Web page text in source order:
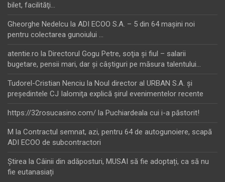
bilet, facilităţi…
Gheorghe Nedelcu la ADI ECOO S.A. – 5 din 64 maşini noi
pentru colectarea gunoiului …
atentie.ro la Directorul Gogu Petre, soţia şi fiul – salarii
bugetare, pensii mari, dar şi câştiguri pe măsura talentului…
Tudorel-Cristian Nenciu la Noul director al URBAN S.A. şi
preşedintele CJ Ialomiţa explică şirul evenimentelor recente
https://32rosucasino.com/ la Puchiardeala cui i-a păstorit!
M la Contractul semnat, azi, pentru 64 de autogunoiere, scapă
ADI ECOO de subcontractori
Ştirea la Câinii din adăposturi, MUSAI să fie adoptați, ca să nu
fie eutanasiați